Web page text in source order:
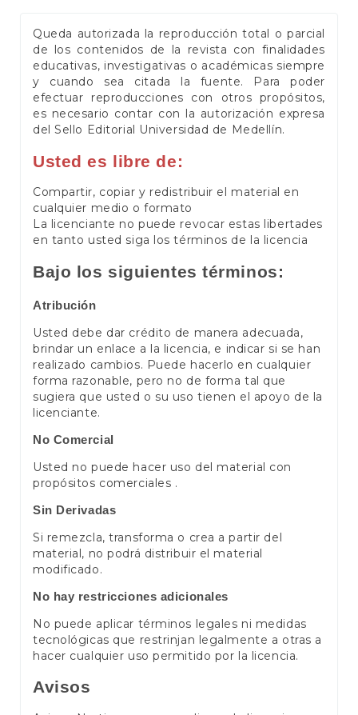
Queda autorizada la reproducción total o parcial
de los contenidos de la revista con finalidades
educativas, investigativas o académicas siempre
y cuando sea citada la fuente. Para poder
efectuar reproducciones con otros propósitos,
es necesario contar con la autorización expresa
del Sello Editorial Universidad de Medellín.
Usted es libre de:
Compartir, copiar y redistribuir el material en
cualquier medio o formato
La licenciante no puede revocar estas libertades
en tanto usted siga los términos de la licencia
Bajo los siguientes términos:
Atribución
Usted debe dar crédito de manera adecuada,
brindar un enlace a la licencia, e indicar si se han
realizado cambios. Puede hacerlo en cualquier
forma razonable, pero no de forma tal que
sugiera que usted o su uso tienen el apoyo de la
licenciante.
No Comercial
Usted no puede hacer uso del material con
propósitos comerciales .
Sin Derivadas
Si remezcla, transforma o crea a partir del
material, no podrá distribuir el material
modificado.
No hay restricciones adicionales
No puede aplicar términos legales ni medidas
tecnológicas que restrinjan legalmente a otras a
hacer cualquier uso permitido por la licencia.
Avisos